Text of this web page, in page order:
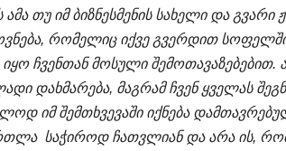
ამა თუ იმ ბიზნესმენის სახელი და
რომელიც იქვე გვერდით
ჩვენთან მოსული
დახმარება, მაგრამ ჩვენ ყველას
იმ შემთხვევაში იქნება
საჭიროდ ჩათვლიან და არა ის,